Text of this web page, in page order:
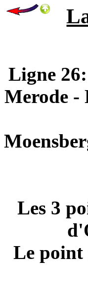
Ligne
Merode -
Les 3
Le point